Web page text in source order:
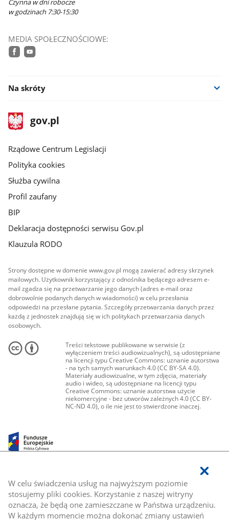
W celu świadczenia usług na najwyższym poziomie
stosujemy pliki cookies. Korzystanie z naszej witryny
oznacza, że będą one zamieszczane w Państwa urządzeniu.
W każdym momencie można dokonać zmiany ustawień
Czynna w dni robocze
w godzinach 7:30-15:30
MEDIA SPOŁECZNOŚCIOWE:
Na skróty
stopka
gov.plStrona
gov.pl
Rządowe Centrum Legislacji
Polityka cookies
Służba cywilna
Profil zaufany
BIP
Deklaracja dostępności serwisu Gov.pl
Klauzula RODO
Strony dostępne w domenie www.gov.pl mogą zawierać adresy skrzynek
mailowych. Użytkownik korzystający z odnośnika będącego adresem e-
mail zgadza się na przetwarzanie jego danych (adres e-mail oraz
dobrowolnie podanych danych w wiadomości) w celu przesłania
odpowiedzi na przesłane pytania. Szczegóły przetwarzania danych przez
każdą z jednostek znajdują się w ich politykach przetwarzania danych
osobowych.
Treści tekstowe publikowane w serwisie (z
wyłączeniem treści audiowizualnych), są udostępniane
na licencji typu Creative Commons: uznanie autorstwa
- na tych samych warunkach 4.0 (CC BY-SA 4.0).
Materiały audiowizualne, w tym zdjęcia, materiały
audio i wideo, są udostępniane na licencji typu
Creative Commons: uznanie autorstwa użycie
niekomercyjne - bez utworów zależnych 4.0 (CC BY-
NC-ND 4.0), o ile nie jest to stwierdzone inaczej.